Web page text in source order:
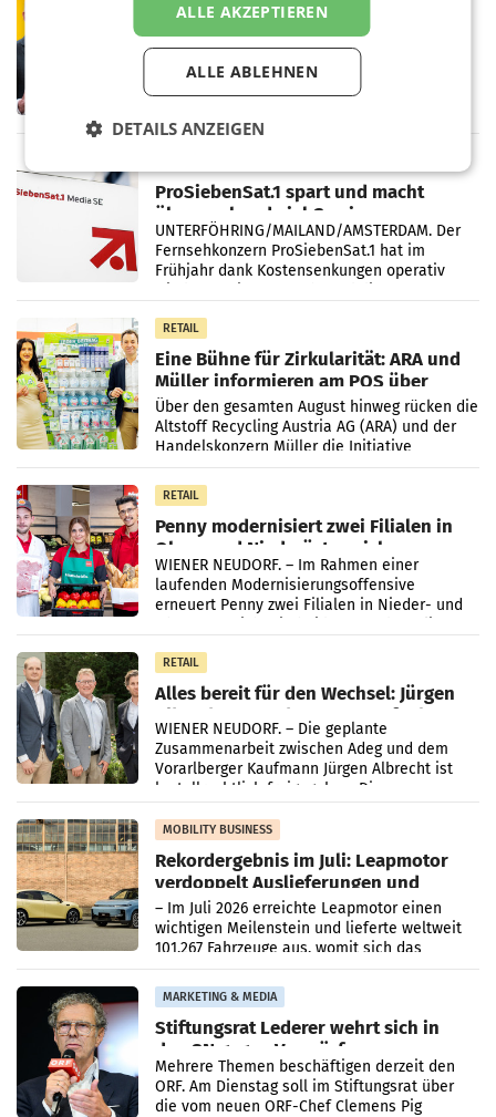
Österreichische Post: Umsatzplus im
ersten Halbjahr trotz schwachem
Briefgeschäft
WIEN Die Österreichische Post AG hat im
ersten Halbjahr 2026 einen Konzernumsatz
einem Plus von 3,8 Prozent gegenüber dem
ProSiebenSat.1 spart und macht
überraschend viel Gewinn
UNTERFÖHRING/MAILAND/AMSTERDAM. Der
Fernsehkonzern ProSiebenSat.1 hat im
Frühjahr dank Kostensenkungen operativ
RETAIL
Eine Bühne für Zirkularität: ARA und
Müller informieren am POS über
Kreislauffähigkeit
Über den gesamten August hinweg rücken die
Altstoff Recycling Austria AG (ARA) und der
Handelskonzern Müller die Initiative
„Kreislauf-Helden“ in allen österreichischen
Müller-Filialen
RETAIL
Penny modernisiert zwei Filialen in
Ober- und Niederösterreich
WIENER NEUDORF. – Im Rahmen einer
laufenden Modernisierungsoffensive
erneuert Penny zwei Filialen in Nieder- und
RETAIL
Alles bereit für den Wechsel: Jürgen
Albrecht setzt ab 1.1.2027 auf Adeg
WIENER NEUDORF. – Die geplante
Zusammenarbeit zwischen Adeg und dem
Vorarlberger Kaufmann Jürgen Albrecht ist
kartellrechtlich freigegeben: Die
Bundeswettbewerbsbehörde und der
Bundeskartellanwalt
MOBILITY BUSINESS
Rekordergebnis im Juli: Leapmotor
verdoppelt Auslieferungen und
überschreitet die 100.000er-Marke
– Im Juli 2026 erreichte Leapmotor einen
wichtigen Meilenstein und lieferte weltweit
101.267 Fahrzeuge aus, womit sich das
Ergebnis gegenüber Juli 2025 mehr als
verdoppelte (+102
MARKETING & MEDIA
Stiftungsrat Lederer wehrt sich in
den SN gegen Vorwürfe
Mehrere Themen beschäftigen derzeit den
ORF. Am Dienstag soll im Stiftungsrat über
die vom neuen ORF-Chef Clemens Pig
ALLE AKZEPTIEREN
ALLE ABLEHNEN
DETAILS ANZEIGEN